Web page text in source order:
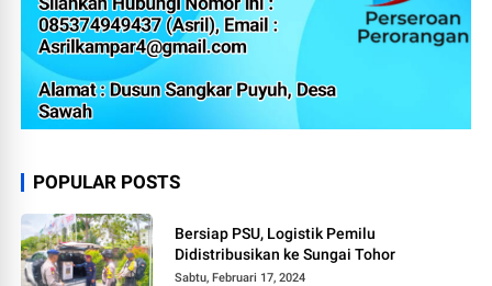
POPULAR POSTS
Bersiap PSU, Logistik Pemilu
Didistribusikan ke Sungai Tohor
Sabtu, Februari 17, 2024